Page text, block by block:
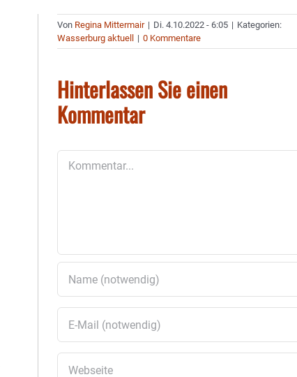
Von Regina Mittermair | Di. 4.10.2022 - 6:05 | Kategorien:
Wasserburg aktuell
| 0 Kommentare
Hinterlassen Sie einen
Kommentar